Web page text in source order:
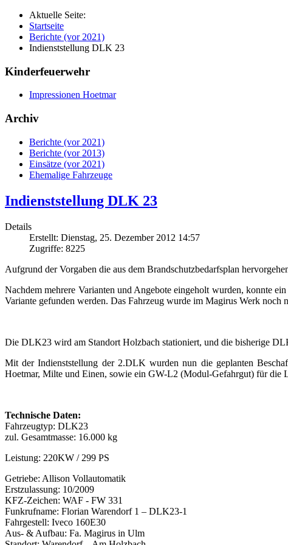
Aktuelle Seite:
Startseite
Berichte (vor 2021)
Indienststellung DLK 23
Kinderfeuerwehr
Impressionen Hoetmar
Archiv
Berichte (vor 2021)
Berichte (vor 2013)
Einsätze (vor 2021)
Ehemalige Fahrzeuge
Indienststellung DLK 23
Details
Erstellt: Dienstag, 25. Dezember 2012 14:57
Zugriffe: 8225
Aufgrund der Vorgaben die aus dem Brandschutzbedarfsplan
Nachdem mehrere Varianten und Angebote eingeholt wurden, konnte
Variante gefunden werden. Das Fahrzeug wurde im Magirus Werk noch
Die DLK23 wird am Standort Holzbach stationiert, und die bisherige
Mit der Indienststellung der 2.DLK wurden nun die geplanten
Hoetmar, Milte und Einen, sowie ein GW-L2 (Modul-Gefahrgut) für die
Technische Daten:
Fahrzeugtyp: DLK23
zul. Gesamtmasse: 16.000 kg
Leistung: 220KW / 299 PS
Getriebe: Allison Vollautomatik
Erstzulassung: 10/2009
KFZ-Zeichen: WAF - FW 331
Funkrufname: Florian Warendorf 1 – DLK23-1
Fahrgestell: Iveco 160E30
Aus- & Aufbau: Fa. Magirus in Ulm